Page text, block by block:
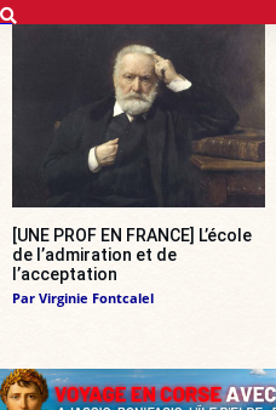
[UNE PROF EN FRANCE] L’école
de l’admiration et de
l’acceptation
Par Virginie Fontcalel